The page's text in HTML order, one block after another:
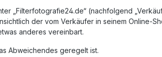
„Filterfotografie24.de“ (nachfolgend
der vom Verkäufer in seinem Online-
anderes vereinbart.
Abweichendes geregelt ist.